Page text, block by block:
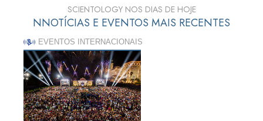
SCIENTOLOGY NOS DIAS DE HOJE
NNOTÍCIAS E EVENTOS MAIS RECENTES
EVENTOS INTERNACIONAIS